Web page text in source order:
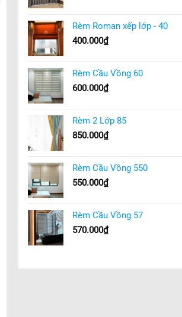
Rèm Roman xếp lớp - 40
400.000₫
Rèm Cầu Vồng 60
600.000₫
Rèm 2 Lớp 85
850.000₫
Rèm Cầu Vồng 550
550.000₫
Rèm Cầu Vồng 57
570.000₫